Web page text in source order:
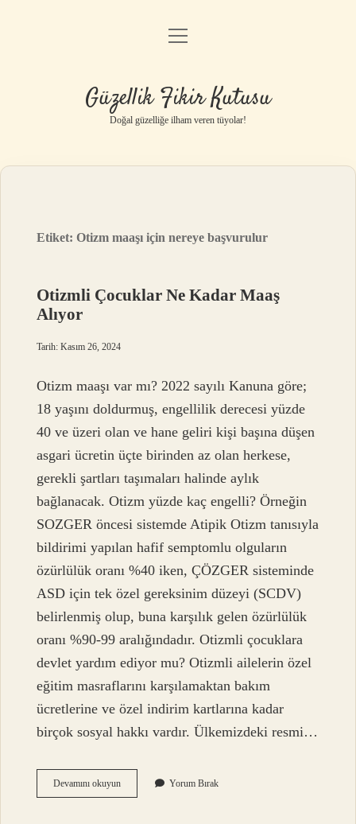
Anasayfa
Yasal Uyarı
menüyü
Güzellik Fikir Kutusu
Doğal güzelliğe ilham veren tüyolar!
Etiket:Otizm maaşı için nereye başvurulur
Otizmli Çocuklar Ne Kadar Maaş
Alıyor
Tarih: Kasım 26, 2024
Otizm maaşı var mı? 2022 sayılı Kanuna göre;
18 yaşını doldurmuş, engellilik derecesi yüzde
40 ve üzeri olan ve hane geliri kişi başına düşen
asgari ücretin üçte birinden az olan herkese,
gerekli şartları taşımaları halinde aylık
bağlanacak. Otizm yüzde kaç engelli? Örneğin
SOZGER öncesi sistemde Atipik Otizm tanısıyla
bildirimi yapılan hafif semptomlu olguların
özürlülük oranı %40 iken, ÇÖZGER sisteminde
ASD için tek özel gereksinim düzeyi (SCDV)
belirlenmiş olup, buna karşılık gelen özürlülük
oranı %90-99 aralığındadır. Otizmli çocuklara
devlet yardım ediyor mu? Otizmli ailelerin özel
eğitim masraflarını karşılamaktan bakım
ücretlerine ve özel indirim kartlarına kadar
birçok sosyal hakkı vardır. Ülkemizdeki resmi…
Devamını okuyunOtizmli
Çocuklar
Yorum Bırak